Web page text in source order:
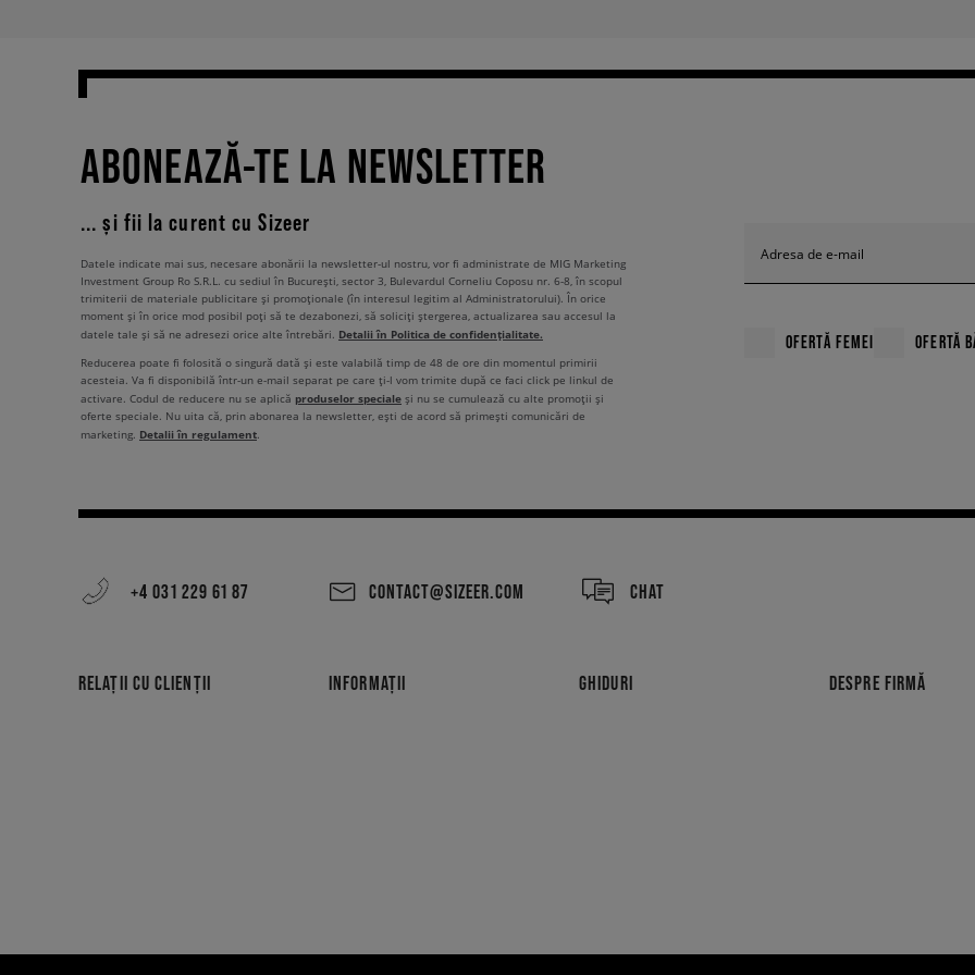
ABONEAZĂ-TE LA NEWSLETTER
... și fii la curent cu Sizeer
Adresa de e-mail
OFERTĂ FEMEI OFERTĂ
Datele indicate mai sus, necesare abonării la newsletter-ul nostru, vor fi administrate de MIG Marketing
Investment Group Ro S.R.L. cu sediul în București, sector 3, Bulevardul Corneliu Coposu nr. 6-8, în scopul
trimiterii de materiale publicitare și promoționale (în interesul legitim al Administratorului). În orice
moment și în orice mod posibil poți să te dezabonezi, să soliciți ștergerea, actualizarea sau accesul la
datele tale și să ne adresezi orice alte întrebări. Detalii în Politica de confidențialitate.
Reducerea poate fi folosită o singură dată și este valabilă timp de 48 de ore din momentul primirii
acesteia. Va fi disponibilă într-un e-mail separat pe care ți-l vom trimite după ce faci click pe linkul de
activare. Codul de reducere nu se aplică produselor speciale și nu se cumulează cu alte promoții și
oferte speciale. Nu uita că, prin abonarea la newsletter, ești de acord să primești comunicări de
marketing. Detalii în regulament.
+4 031 229 61 87 CONTACT@SIZEER.COM CHAT
RELAȚII CU CLIENȚII INFORMAȚII GHIDURI DESPRE FIRMĂ